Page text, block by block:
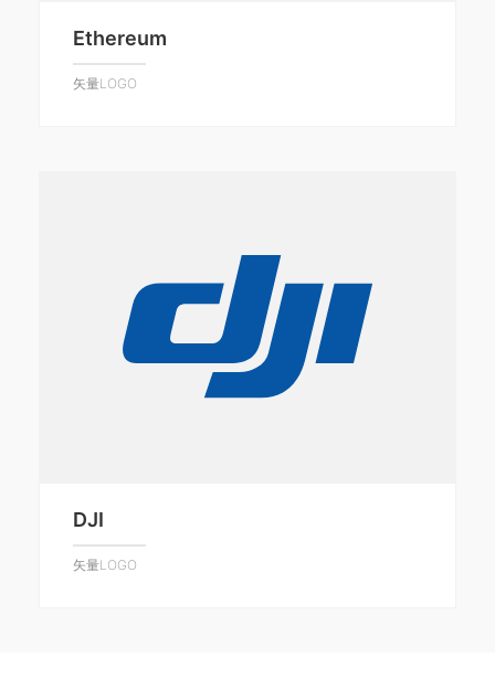
Ethereum
矢量LOGO
DJI
矢量LOGO